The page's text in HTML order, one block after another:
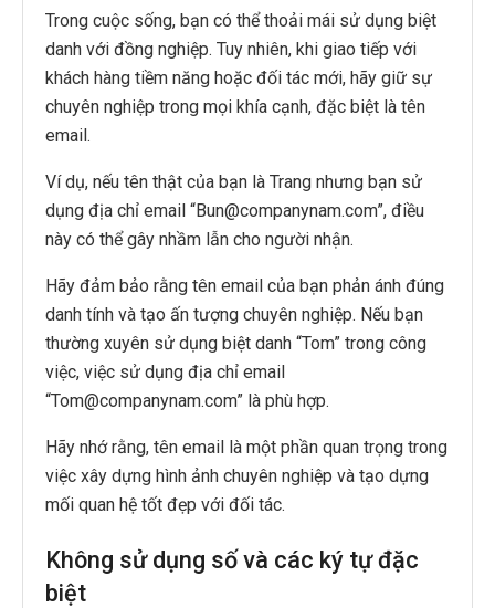
Trong cuộc sống, bạn có thể thoải mái sử dụng biệt
danh với đồng nghiệp. Tuy nhiên, khi giao tiếp với
khách hàng tiềm năng hoặc đối tác mới, hãy giữ sự
chuyên nghiệp trong mọi khía cạnh, đặc biệt là tên
email.
Ví dụ, nếu tên thật của bạn là Trang nhưng bạn sử
dụng địa chỉ email “Bun@companynam.com”, điều
này có thể gây nhầm lẫn cho người nhận.
Hãy đảm bảo rằng tên email của bạn phản ánh đúng
danh tính và tạo ấn tượng chuyên nghiệp. Nếu bạn
thường xuyên sử dụng biệt danh “Tom” trong công
việc, việc sử dụng địa chỉ email
“Tom@companynam.com” là phù hợp.
Hãy nhớ rằng, tên email là một phần quan trọng trong
việc xây dựng hình ảnh chuyên nghiệp và tạo dựng
mối quan hệ tốt đẹp với đối tác.
Không sử dụng số và các ký tự đặc
biệt